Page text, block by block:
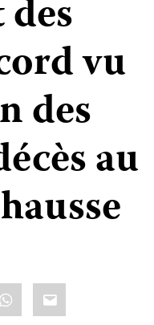
vu
des
au
Email